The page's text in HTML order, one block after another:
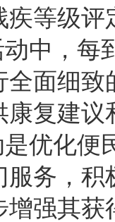
疾等级
中，每
全面细
康复建
优化便
服务，
增强其